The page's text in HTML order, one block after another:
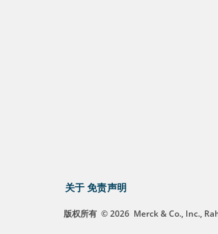
关于 免责声明
版权所有 © 2026 Merck & Co., Inc.,